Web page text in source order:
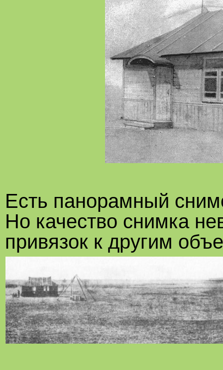
Есть панорамный
Но качество снимка
привязок к другим